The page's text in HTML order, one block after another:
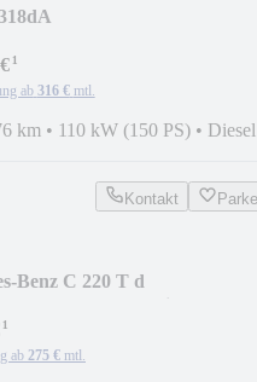
¹
ab 316 € mtl.
km • 110 kW (150 PS) • Diesel
Kontakt
Benz C 220 T d
¹
ab 275 € mtl.